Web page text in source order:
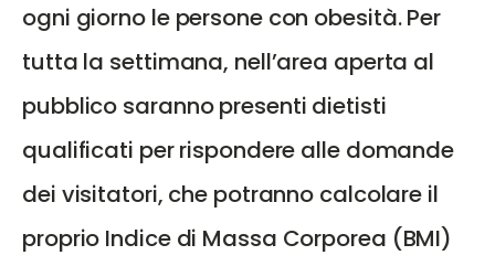
ogni giorno le persone con obesità. Per
tutta la settimana, nell’area aperta al
pubblico saranno presenti dietisti
qualificati per rispondere alle domande
dei visitatori, che potranno calcolare il
proprio Indice di Massa Corporea (BMI)